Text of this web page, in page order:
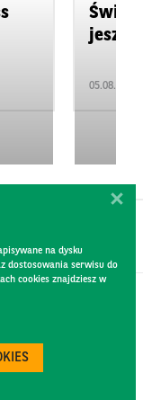
Świat:
05.08.2026
na dysku
dostosowania serwisu do
cookies znajdziesz w